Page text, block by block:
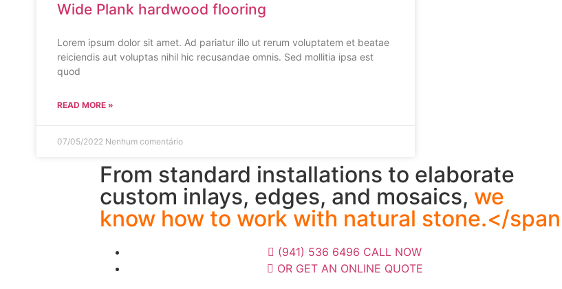
Wide Plank hardwood flooring
Lorem ipsum dolor sit amet. Ad pariatur illo ut rerum voluptatem et beatae
reiciendis aut voluptas nihil hic recusandae omnis. Sed mollitia ipsa est
quod
READ MORE »
07/05/2022 Nenhum comentário
From standard installations to elaborate
custom inlays, edges, and mosaics, we
know how to work with natural stone.</span
(941) 536 6496 CALL NOW
OR GET AN ONLINE QUOTE